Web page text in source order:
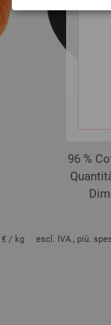
€ / kg
96 %
escl. IVA., più.